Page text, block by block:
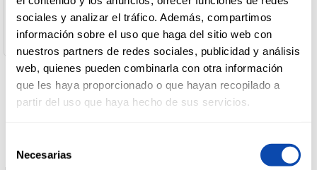
sociales y analizar el tráfico. Además, compartimos
información sobre el uso que haga del sitio web con
nuestros partners de redes sociales, publicidad y análisis
web, quienes pueden combinarla con otra información
que les haya proporcionado o que hayan recopilado a
partir del uso que haya hecho de sus servicios.
Necesarias
PERFUMERÍA
C/Orilla de la Via 103 30012 Murcia - España
Cantidad Neta:
150 g
Productos relacionados